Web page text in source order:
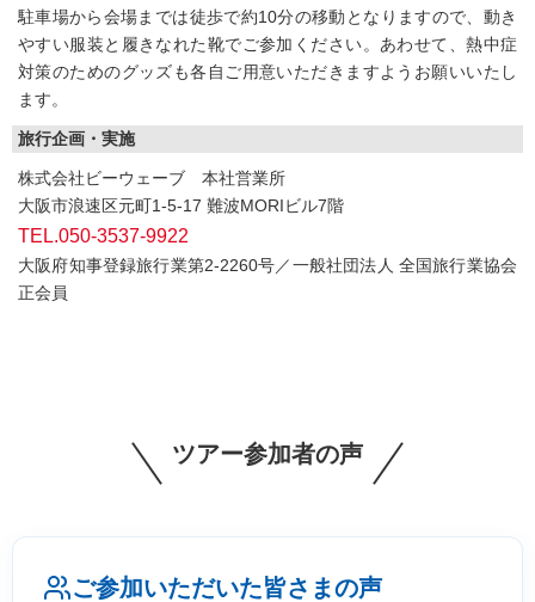
駐車場から会場までは徒歩で約10分の移動となりますので、動き
やすい服装と履きなれた靴でご参加ください。あわせて、熱中症
対策のためのグッズも各自ご用意いただきますようお願いいたし
ます。
旅行企画・実施
株式会社ビーウェーブ 本社営業所
大阪市浪速区元町1-5-17 難波MORIビル7階
TEL.050-3537-9922
大阪府知事登録旅行業第2-2260号／一般社団法人 全国旅行業協会
正会員
ツアー参加者の声
ご参加いただいた皆さまの声